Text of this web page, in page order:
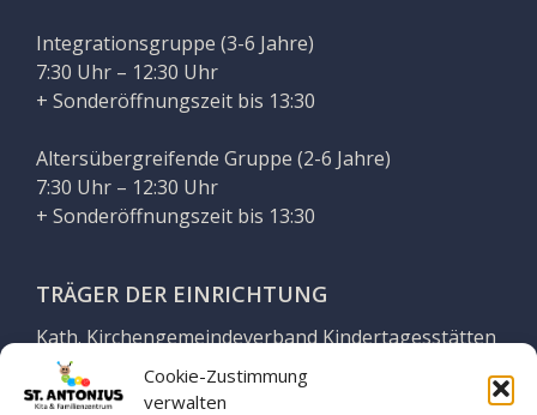
Cookie-Zustimmung
verwalten
Integrationsgruppe (3-6 Jahre)
7:30 Uhr – 12:30 Uhr
+ Sonderöffnungszeit bis 13:30
Altersübergreifende Gruppe (2-6 Jahre)
7:30 Uhr – 12:30 Uhr
+ Sonderöffnungszeit bis 13:30
TRÄGER DER EINRICHTUNG
Kath. Kirchengemeindeverband Kindertagesstätten
Georgsmarienhütte